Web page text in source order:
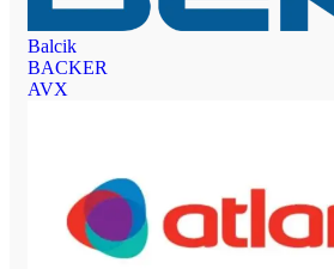
Balcik
BACKER
AVX